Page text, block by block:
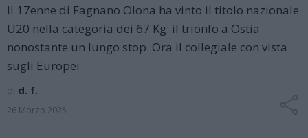
Il 17enne di Fagnano Olona ha vinto il titolo nazionale
U20 nella categoria dei 67 Kg: il trionfo a Ostia
nonostante un lungo stop. Ora il collegiale con vista
sugli Europei
di d. f.
26 Marzo 2025